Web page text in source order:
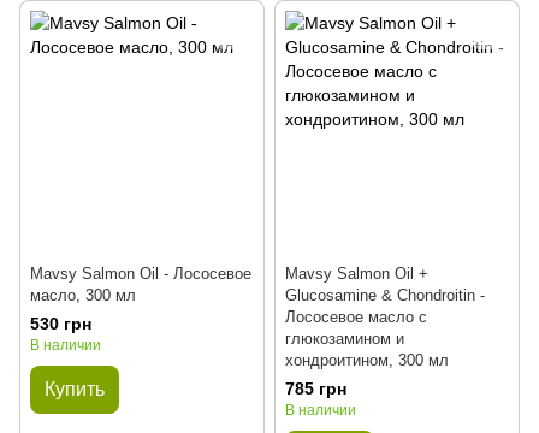
Mavsy Salmon Oil - Лососевое
масло, 300 мл
530 грн
В наличии
Купить
Mavsy Salmon Oil +
Glucosamine & Chondroitin -
Лососевое масло с
глюкозамином и
хондроитином, 300 мл
785 грн
В наличии